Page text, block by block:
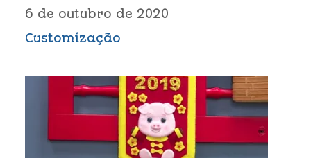
6 de outubro de 2020
Customização